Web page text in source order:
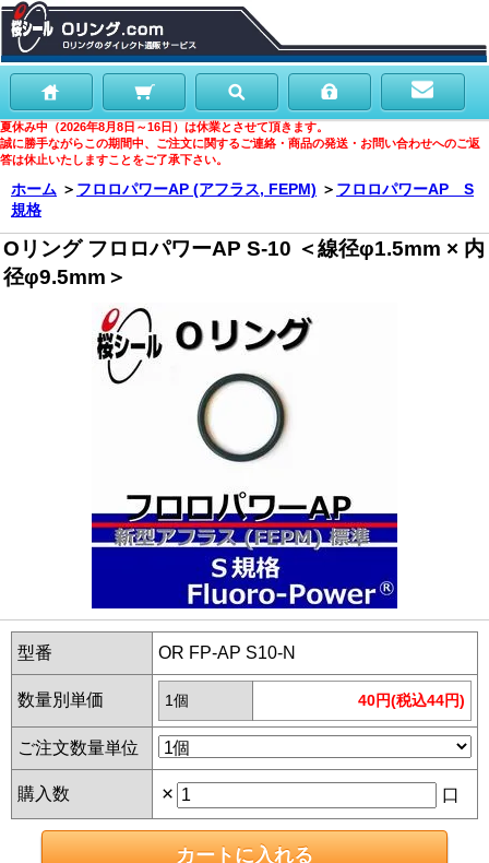
夏休み中（2026年8月8日～16日）は休業とさせて頂きます。
誠に勝手ながらこの期間中、ご注文に関するご連絡・商品の発送・お問い合わせへのご返
答は休止いたしますことをご了承下さい。
ホーム ＞ フロロパワーAP (アフラス, FEPM) ＞ フロロパワーAP S
規格
Oリング フロロパワーAP S-10 ＜線径φ1.5mm × 内
径φ9.5mm＞
型番 OR FP-AP S10-N
数量別単価 1個 40円(税込44円)
ご注文数量単位
購入数 × 口